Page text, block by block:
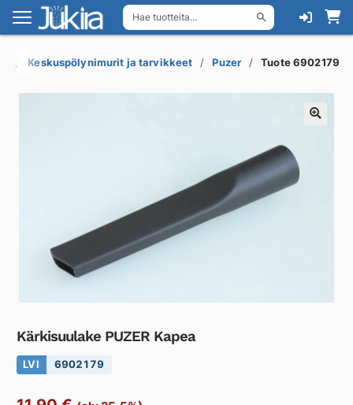
Hae tuotteita...
Siirry
navigointiin
Siirry
sisältöön
Keskuspölynimurit ja tarvikkeet Puzer Tuote 6902179
Kärkisuulake PUZER Kapea
LVI 6902179